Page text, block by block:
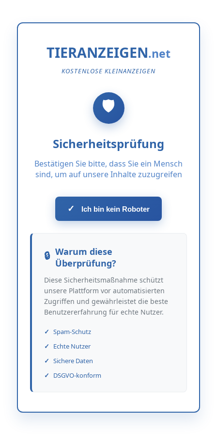
TIERANZEIGEN
KOSTENLOSE KLEINANZEIGEN
Sicherheitsprüfung
Bestätigen Sie bitte, dass Sie ein Mensch
sind, um auf unsere Inhalte zuzugreifen
✓ Ich bin kein Roboter
Warum diese
Überprüfung?
Diese Sicherheitsmaßnahme schützt
unsere Plattform vor automatisierten
Zugriffen und gewährleistet die beste
Benutzererfahrung für echte Nutzer.
Spam-Schutz
Echte Nutzer
Sichere Daten
DSGVO-konform